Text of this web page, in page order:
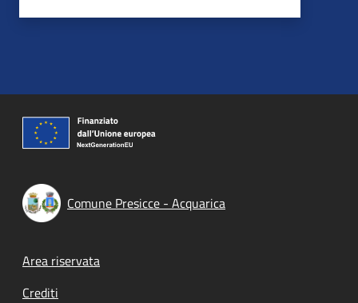
Comune Presicce - Acquarica
Footer menu
Area riservata
Crediti